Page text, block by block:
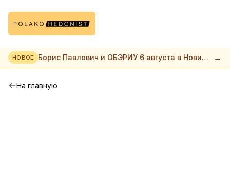
НОВОЕ
Борис Павлович и ОБЭРИУ 6 августа в Нови
саде
→
На главную